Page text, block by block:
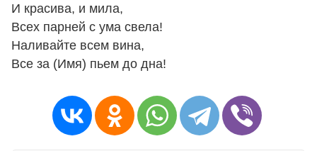
И красива, и мила,
Всех парней с ума свела!
Наливайте всем вина,
Все за (Имя) пьем до дна!